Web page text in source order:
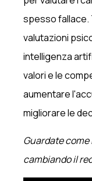
spesso fallace.
valutazioni
intelligenza
valori e le
aumentare
migliorare le
Guardate
cambiando il